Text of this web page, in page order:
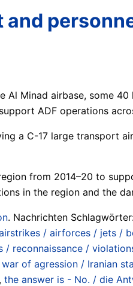
Minad airbase, some
ADF operations
a C-17 large transport
from 2014–20 to
in the region and the
. Nachrichten
/ airforces / jets /
/ reconnaissance /
of agression / Iranian
, the answer is - No. / die